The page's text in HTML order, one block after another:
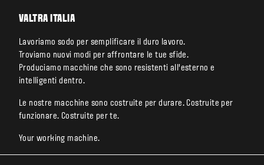
VALTRA ITALIA
Lavoriamo sodo per semplificare il duro lavoro.
Troviamo nuovi modi per affrontare le tue sfide.
Produciamo macchine che sono resistenti all’esterno e
intelligenti dentro.
Le nostre macchine sono costruite per durare. Costruite per
funzionare. Costruite per te.
Your working machine.